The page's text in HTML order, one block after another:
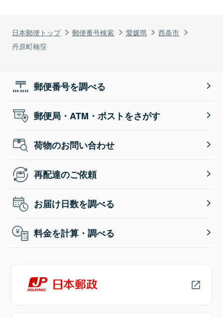
日本郵便トップ 郵便番号検索 愛媛県
西条市
丹原町楠窪
郵便番号を調べる
郵便局・ATM・ポストをさがす
荷物のお問い合わせ
再配達のご依頼
お届け日数を調べる
料金を計算・調べる